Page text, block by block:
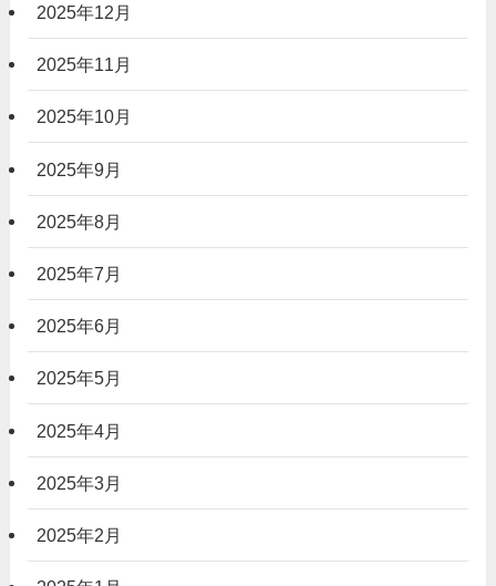
2025年12月
2025年11月
2025年10月
2025年9月
2025年8月
2025年7月
2025年6月
2025年5月
2025年4月
2025年3月
2025年2月